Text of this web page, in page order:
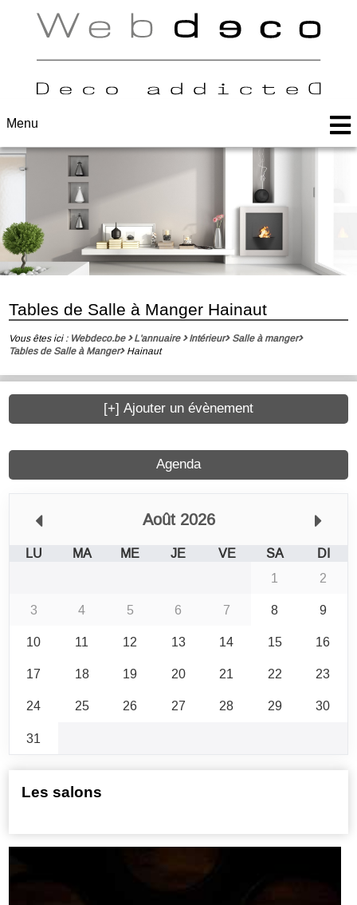
Menu
Tables de Salle à Manger Hainaut
Vous êtes ici : Webdeco.be L'annuaire Intérieur
Salle à manger
Tables de Salle à Manger
Hainaut
Agenda
Août 2026
LU MA ME JE VE SA
DI
1
2
3
4 5 6 7 8
9
10
11 12 13 14 15
16
17
18 19 20 21 22
23
24
25 26 27 28 29
30
31
[+] Ajouter un évènement
Les salons